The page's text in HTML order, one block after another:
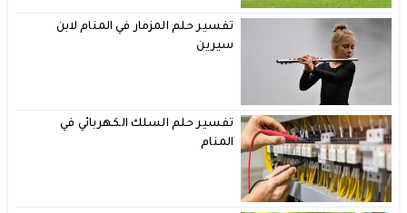
تفسير حلم المزمار في المنام لابن
سيرين
تفسير حلم السلك الكهربائي في
المنام